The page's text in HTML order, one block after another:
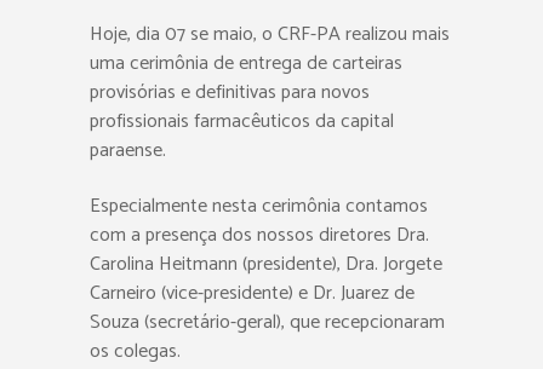
Hoje, dia 07 se maio, o CRF-PA realizou mais
uma cerimônia de entrega de carteiras
provisórias e definitivas para novos
profissionais farmacêuticos da capital
paraense.
Especialmente nesta cerimônia contamos
com a presença dos nossos diretores Dra.
Carolina Heitmann (presidente), Dra. Jorgete
Carneiro (vice-presidente) e Dr. Juarez de
Souza (secretário-geral), que recepcionaram
os colegas.